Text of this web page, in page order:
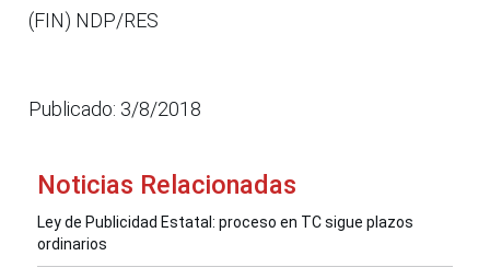
(FIN) NDP/RES
Publicado: 3/8/2018
Noticias Relacionadas
Ley de Publicidad Estatal: proceso en TC sigue plazos
ordinarios